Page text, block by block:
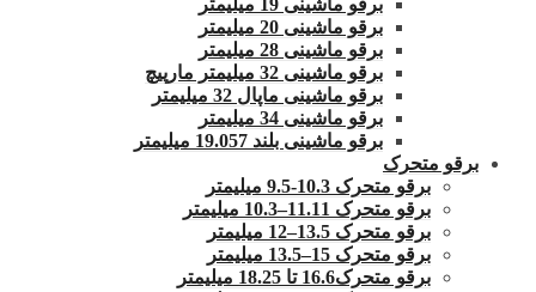
برقو ماشینی 19 میلیمتر
برقو ماشینی 20 میلیمتر
برقو ماشینی 28 میلیمتر
برقو ماشینی 32 میلیمتر مارپیچ
برقو ماشینی ماپال 32 میلیمتر
برقو ماشینی 34 میلیمتر
برقو ماشینی بلند 19.057 میلیمتر
برقو متحرک
برقو متحرک 10.3-9.5 میلیمتر
برقو متحرک 11.11–10.3 میلیمتر
برقو متحرک 13.5–12 میلیمتر
برقو متحرک 15–13.5 میلیمتر
برقو متحرک16.6 تا 18.25 میلیمتر